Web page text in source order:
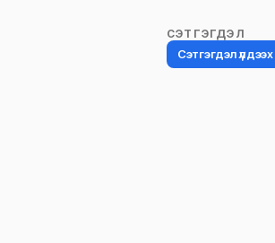
СЭТГЭГДЭЛ
Сэтгэгдэл үлдээх